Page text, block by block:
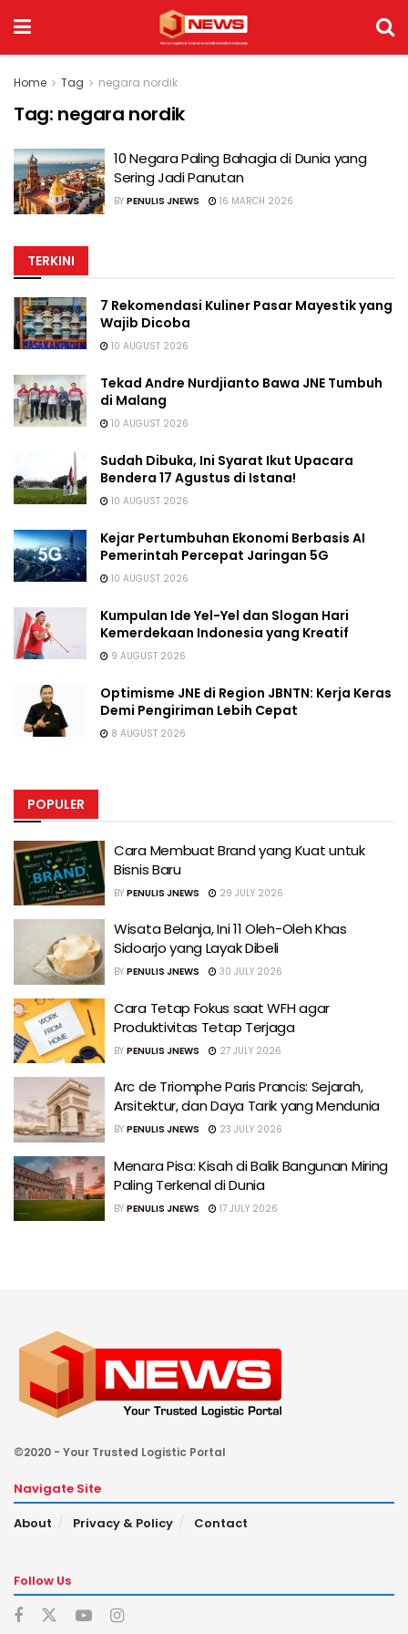
Home Tag negara nordik
Tag: negara nordik
10 Negara Paling Bahagia di Dunia yang
Sering Jadi Panutan
BY PENULIS JNEWS 16 MARCH 2026
TERKINI
7 Rekomendasi Kuliner Pasar Mayestik yang
Wajib Dicoba
10 AUGUST 2026
Tekad Andre Nurdjianto Bawa JNE Tumbuh
di Malang
10 AUGUST 2026
Sudah Dibuka, Ini Syarat Ikut Upacara
Bendera 17 Agustus di Istana!
10 AUGUST 2026
Kejar Pertumbuhan Ekonomi Berbasis AI
Pemerintah Percepat Jaringan 5G
10 AUGUST 2026
Kumpulan Ide Yel-Yel dan Slogan Hari
Kemerdekaan Indonesia yang Kreatif
9 AUGUST 2026
Optimisme JNE di Region JBNTN: Kerja Keras
Demi Pengiriman Lebih Cepat
8 AUGUST 2026
POPULER
Cara Membuat Brand yang Kuat untuk
Bisnis Baru
BY PENULIS JNEWS 29 JULY 2026
Wisata Belanja, Ini 11 Oleh-Oleh Khas
Sidoarjo yang Layak Dibeli
BY PENULIS JNEWS 30 JULY 2026
Cara Tetap Fokus saat WFH agar
Produktivitas Tetap Terjaga
BY PENULIS JNEWS 27 JULY 2026
Arc de Triomphe Paris Prancis: Sejarah,
Arsitektur, dan Daya Tarik yang Mendunia
BY PENULIS JNEWS 23 JULY 2026
Menara Pisa: Kisah di Balik Bangunan Miring
Paling Terkenal di Dunia
BY PENULIS JNEWS 17 JULY 2026
©2020 - Your Trusted Logistic Portal
Navigate Site
About
Privacy & Policy Contact
Follow Us